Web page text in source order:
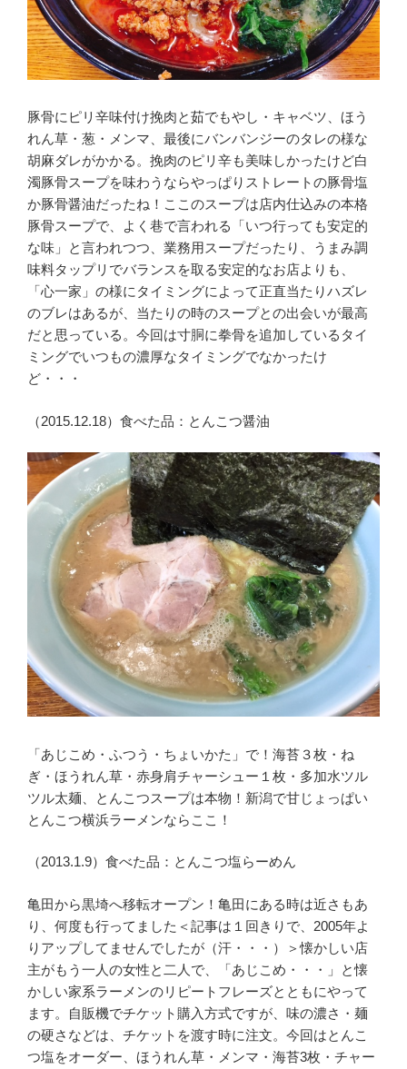
豚骨にピリ辛味付け挽肉と茹でもやし・キャベツ、ほう
れん草・葱・メンマ、最後にバンバンジーのタレの様な
胡麻ダレがかかる。挽肉のピリ辛も美味しかったけど白
濁豚骨スープを味わうならやっぱりストレートの豚骨塩
か豚骨醤油だったね！ここのスープは店内仕込みの本格
豚骨スープで、よく巷で言われる「いつ行っても安定的
な味」と言われつつ、業務用スープだったり、うまみ調
味料タップリでバランスを取る安定的なお店よりも、
「心一家」の様にタイミングによって正直当たりハズレ
のブレはあるが、当たりの時のスープとの出会いが最高
だと思っている。今回は寸胴に拳骨を追加しているタイ
ミングでいつもの濃厚なタイミングでなかったけ
ど・・・
（2015.12.18）食べた品：とんこつ醤油
「あじこめ・ふつう・ちょいかた」で！海苔３枚・ね
ぎ・ほうれん草・赤身肩チャーシュー１枚・多加水ツル
ツル太麺、とんこつスープは本物！新潟で甘じょっぱい
とんこつ横浜ラーメンならここ！
（2013.1.9）食べた品：とんこつ塩らーめん
亀田から黒埼へ移転オープン！亀田にある時は近さもあ
り、何度も行ってました＜記事は１回きりで、2005年よ
りアップしてませんでしたが（汗・・・）＞懐かしい店
主がもう一人の女性と二人で、「あじこめ・・・」と懐
かしい家系ラーメンのリピートフレーズとともにやって
ます。自販機でチケット購入方式ですが、味の濃さ・麺
の硬さなどは、チケットを渡す時に注文。今回はとんこ
つ塩をオーダー、ほうれん草・メンマ・海苔3枚・チャー